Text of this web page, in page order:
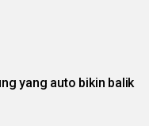
yang auto bikin balik